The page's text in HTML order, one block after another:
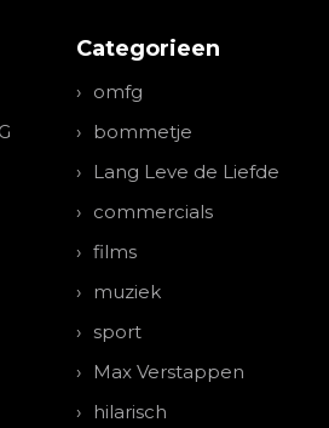
Categorieen
omfg
bommetje
Lang Leve de Liefde
commercials
films
muziek
sport
Max Verstappen
hilarisch